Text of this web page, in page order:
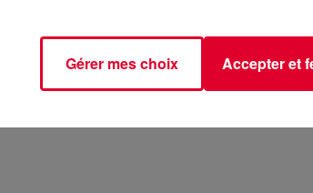
Gérer mes choix Accepter et